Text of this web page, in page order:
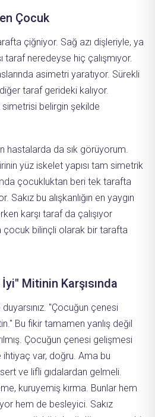
Çocuk
çiğniyor. Sağ azı dişleriyle, ya
taraf neredeyse hiç çalışmıyor.
asimetri yaratıyor. Sürekli
taraf gerideki kalıyor.
belirgin şekilde
hastalarda da sık görüyorum.
yüz iskelet yapısı tam simetrik
çocukluktan beri tek tarafta
Sakız bu alışkanlığın en yaygın
karşı taraf da çalışıyor
çocuk bilinçli olarak bir tarafta
Mitinin Karşısında
"Çocuğun çenesi
Bu fikir tamamen yanlış değil
Çocuğun çenesi gelişmesi
var, doğru. Ama bu
ve lifli gıdalardan gelmeli.
kuruyemiş kırma. Bunlar hem
hem de besleyici. Sakız